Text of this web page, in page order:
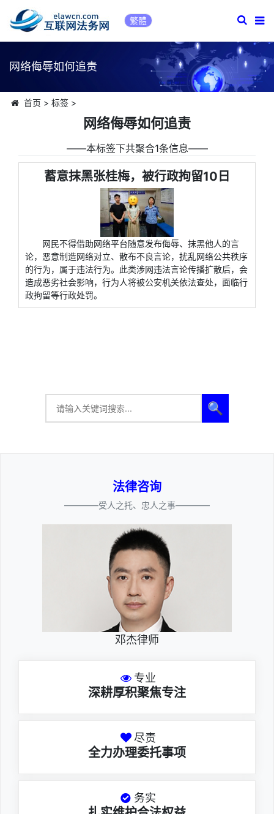
繁體
网络侮辱如何追责
首页 > 标签>
网络侮辱如何追责
――本标签下共聚合1条信息――
蓄意抹黑张桂梅，被行政拘留10日
网民不得借助网络平台随意发布侮辱、抹黑他人的言
论，恶意制造网络对立、散布不良言论，扰乱网络公共秩序
的行为，属于违法行为。此类涉网违法言论传播扩散后，会
造成恶劣社会影响，行为人将被公安机关依法查处，面临行
政拘留等行政处罚。
🔍
法律咨询
————受人之托、忠人之事————
邓杰律师
专业
深耕厚积聚焦专注
尽责
全力办理委托事项
务实